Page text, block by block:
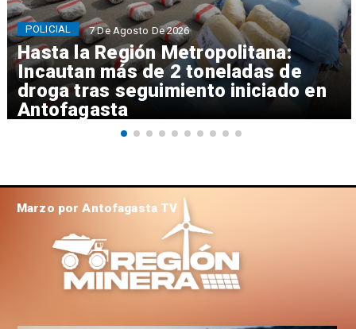
Hasta la Región Metropolitana:
Incautan más de 2 toneladas de
droga tras seguimiento iniciado en
Antofagasta
POLICIAL 7 De Agosto De 2026
Marzo por Antofagasta TV